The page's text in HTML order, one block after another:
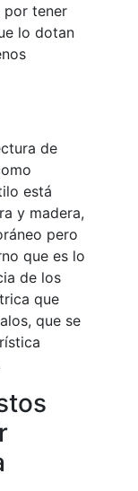
por tener
lo dotan
de
está
y madera,
pero
que es lo
de los
que
que se